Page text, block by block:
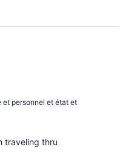
et personnel et état et
traveling thru